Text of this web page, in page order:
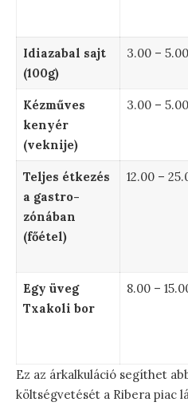
Idiazabal sajt
(100g)
3.00 – 5.00
Kézműves
kenyér
(veknije)
3.00 – 5.00
Teljes étkezés
a gastro-
zónában
(főétel)
12.00 –
Egy üveg
Txakoli bor
8.00 –
Ez az árkalkuláció segíthet
költségvetését a Ribera piac